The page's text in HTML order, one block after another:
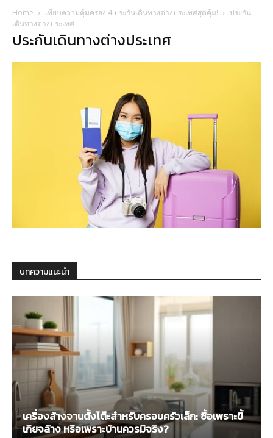
Home เทียบความคุ้มครอง 4 ประกันเดินทางต่างประเทศสุดคุ้ม!
ประกัน
เดินทางต่างประเทศ
ประกันเดินทางต่างประเทศ
บทความแนะนำ
เครื่องล้างจานตั้งโต๊ะสำหรับครอบครัวเล็ก: ซื้อเพราะขี้
เกียจล้าง หรือเพราะบ้านควรมีจริง?